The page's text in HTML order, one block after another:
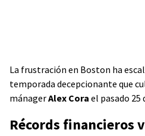
La frustración en Boston ha
temporada decepcionante que
mánagerAlex Cora el pasado 25
Récords financieros